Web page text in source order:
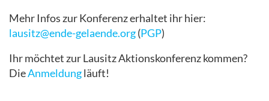
Mehr Infos zur Konferenz erhaltet ihr hier:
lausitz@ende-gelaende.org(PGP)
Ihr möchtet zur Lausitz Aktionskonferenz kommen?
DieAnmeldungläuft!